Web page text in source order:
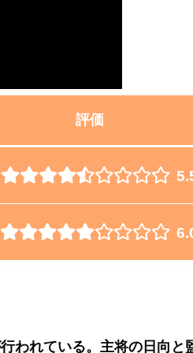
評価
われている。主将の日向と